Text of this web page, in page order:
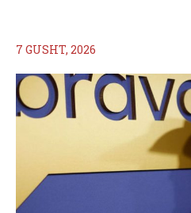
7 GUSHT, 2026